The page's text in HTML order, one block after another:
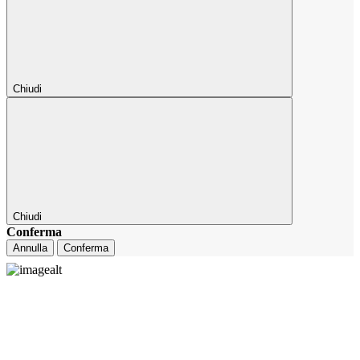
Chiudi
Chiudi
Conferma
Annulla Conferma